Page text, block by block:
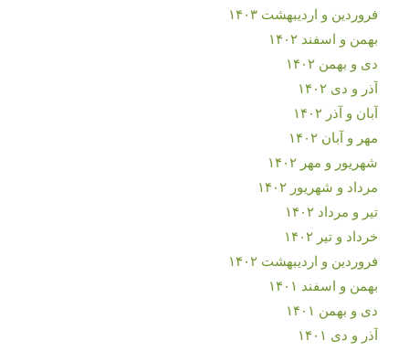
فروردین و اردیبهشت ۱۴۰۳
بهمن و اسفند ۱۴۰۲
دی و بهمن ۱۴۰۲
آذر و دی ۱۴۰۲
آبان و آذر ۱۴۰۲
مهر و آبان ۱۴۰۲
شهریور و مهر ۱۴۰۲
مرداد و شهریور ۱۴۰۲
تیر و مرداد ۱۴۰۲
خرداد و تیر ۱۴۰۲
فروردین و اردیبهشت ۱۴۰۲
بهمن و اسفند ۱۴۰۱
دی و بهمن ۱۴۰۱
آذر و دی ۱۴۰۱